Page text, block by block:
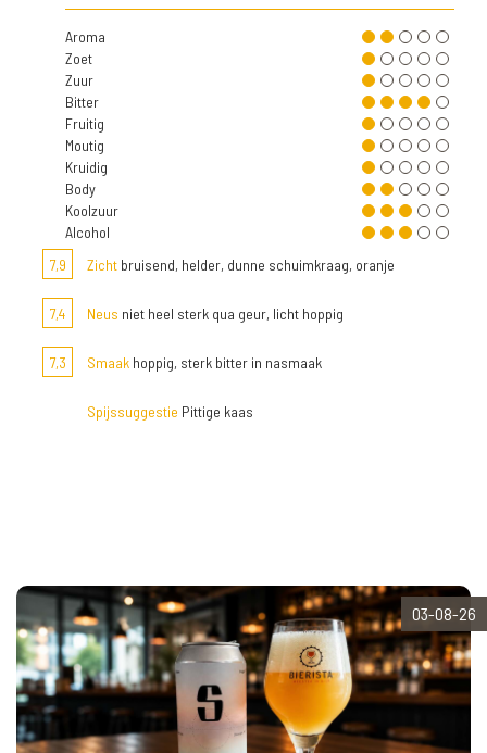
Aroma
Zoet
Zuur
Bitter
Fruitig
Moutig
Kruidig
Body
Koolzuur
Alcohol
7,9
Zicht bruisend, helder, dunne schuimkraag, oranje
7,4 Neus niet heel sterk qua geur, licht hoppig
7,3 Smaak hoppig, sterk bitter in nasmaak
Spijssuggestie Pittige kaas
03-08-26